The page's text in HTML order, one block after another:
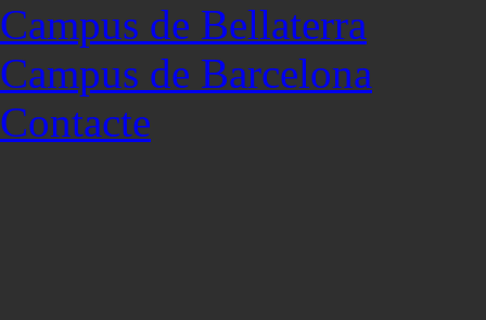
Campus de Bellaterra
Campus de Barcelona
Contacte